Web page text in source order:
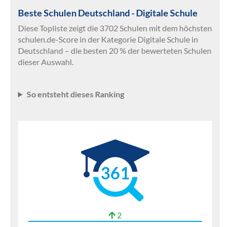
Beste Schulen Deutschland - Digitale Schule
Diese Topliste zeigt die 3702 Schulen mit dem höchsten
schulen.de-Score in der Kategorie Digitale Schule in
Deutschland – die besten 20 % der bewerteten Schulen
dieser Auswahl.
So entsteht dieses Ranking
361
2